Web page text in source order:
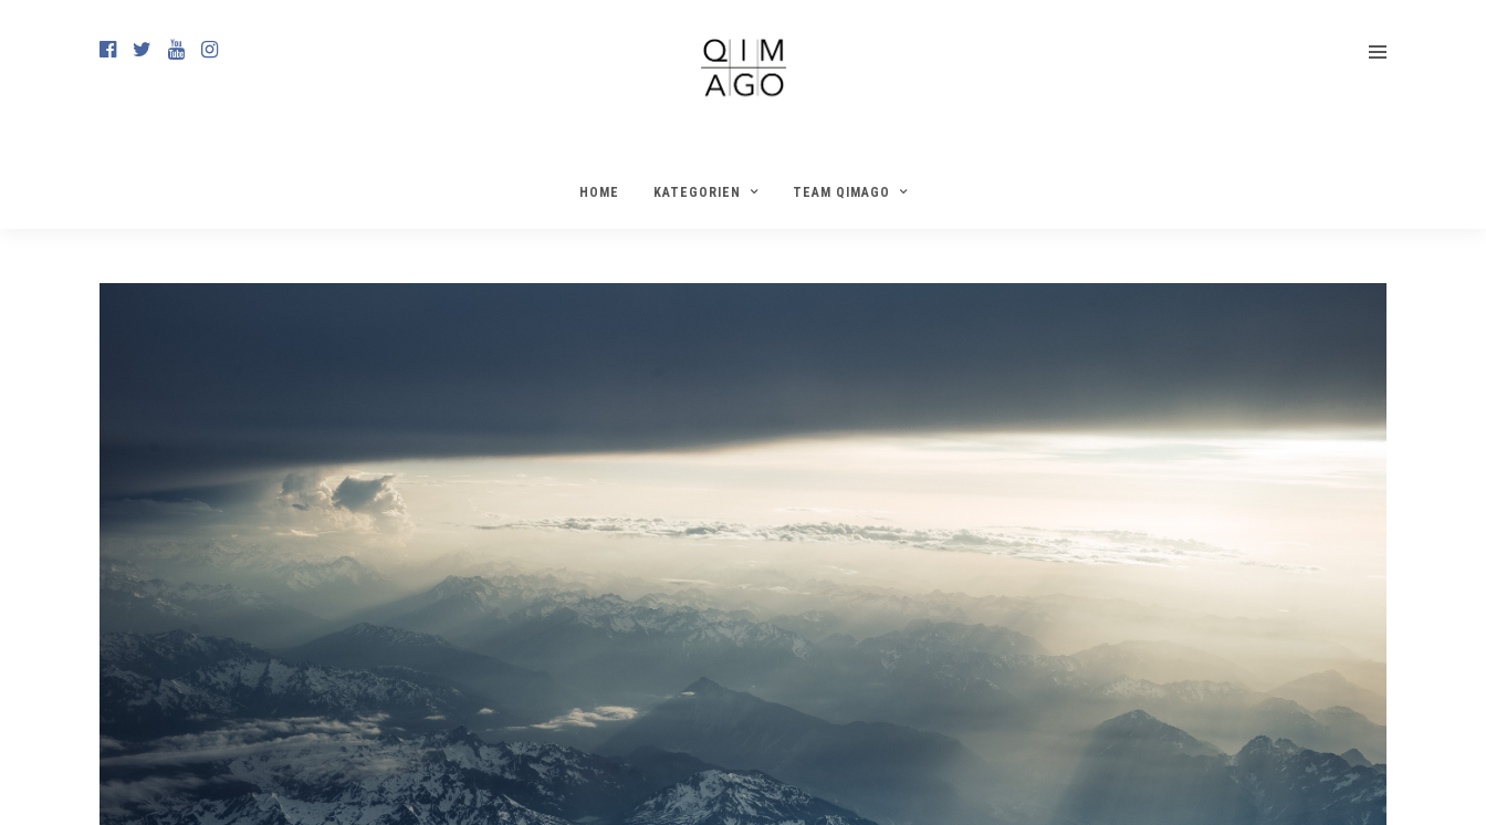
HOME KATEGORIEN TEAM QIMAGO